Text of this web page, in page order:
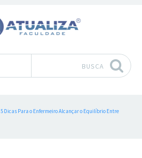
BUSCA
5 Dicas Para o Enfermeiro Alcançar o Equilíbrio Entre